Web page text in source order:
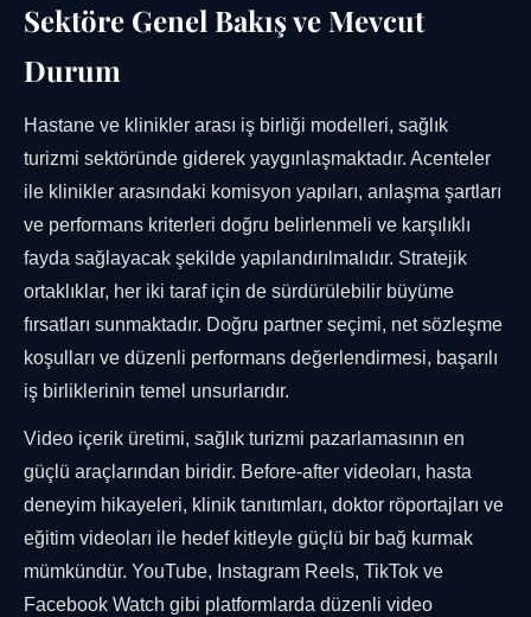
Sektöre Genel Bakış ve Mevcut
Durum
Hastane ve klinikler arası iş birliği modelleri, sağlık
turizmi sektöründe giderek yaygınlaşmaktadır. Acenteler
ile klinikler arasındaki komisyon yapıları, anlaşma şartları
ve performans kriterleri doğru belirlenmeli ve karşılıklı
fayda sağlayacak şekilde yapılandırılmalıdır. Stratejik
ortaklıklar, her iki taraf için de sürdürülebilir büyüme
fırsatları sunmaktadır. Doğru partner seçimi, net sözleşme
koşulları ve düzenli performans değerlendirmesi, başarılı
iş birliklerinin temel unsurlarıdır.
Video içerik üretimi, sağlık turizmi pazarlamasının en
güçlü araçlarından biridir. Before-after videoları, hasta
deneyim hikayeleri, klinik tanıtımları, doktor röportajları ve
eğitim videoları ile hedef kitleyle güçlü bir bağ kurmak
mümkündür. YouTube, Instagram Reels, TikTok ve
Facebook Watch gibi platformlarda düzenli video